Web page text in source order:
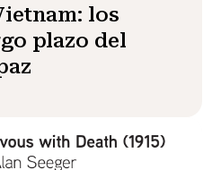
los
plazo del